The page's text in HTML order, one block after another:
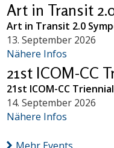
Art in Transit
Art in Transit 2.0
13. September 2026
Nähere Infos
21st ICOM-CC
21st ICOM-CC
14. September 2026
Nähere Infos